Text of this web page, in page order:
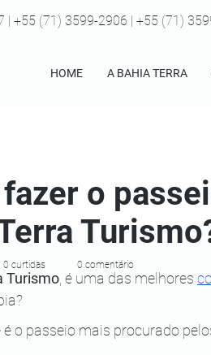
HOME A BAHIA TERRA
| +55 (71) 3599-2906 | +55 (71)
Turismo , é uma das melhores
o passeio mais procurado
0 curtidas 0 comentário
o